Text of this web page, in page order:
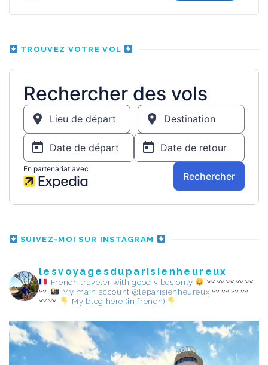
TROUVEZ VOTRE VOL
SUIVEZ-MOI SUR INSTAGRAM
lesvoyagesduparisienheureux
French traveler with good vibes only
My main account @leparisienheureux
My blog here (in french)